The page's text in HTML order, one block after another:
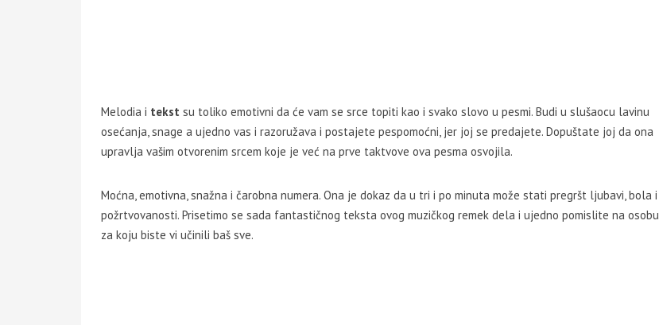
Melodia i tekst su toliko emotivni da će vam se srce topiti kao i svako slovo u pesmi. Budi u slušaocu lavinu
osećanja, snage a ujedno vas i razoružava i postajete pespomoćni, jer joj se predajete. Dopuštate joj da ona
upravlja vašim otvorenim srcem koje je već na prve taktvove ova pesma osvojila.
Moćna, emotivna, snažna i čarobna numera. Ona je dokaz da u tri i po minuta može stati pregršt ljubavi, bola i
požrtvovanosti. Prisetimo se sada fantastičnog teksta ovog muzičkog remek dela i ujedno pomislite na osobu
za koju biste vi učinili baš sve.